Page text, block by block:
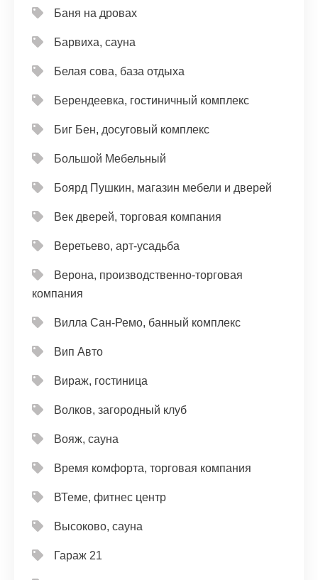
Баня на дровах
Барвиха, сауна
Белая сова, база отдыха
Берендеевка, гостиничный комплекс
Биг Бен, досуговый комплекс
Большой Мебельный
Боярд Пушкин, магазин мебели и дверей
Век дверей, торговая компания
Веретьево, арт-усадьба
Верона, производственно-торговая
компания
Вилла Сан-Ремо, банный комплекс
Вип Авто
Вираж, гостиница
Волков, загородный клуб
Вояж, сауна
Время комфорта, торговая компания
ВТеме, фитнес центр
Высоково, сауна
Гараж 21